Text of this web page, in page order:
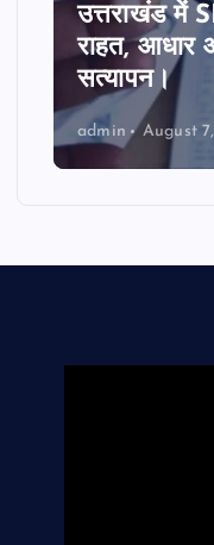
उत्तराखंड में
राहत, आधार
सत्यापन।
admin August